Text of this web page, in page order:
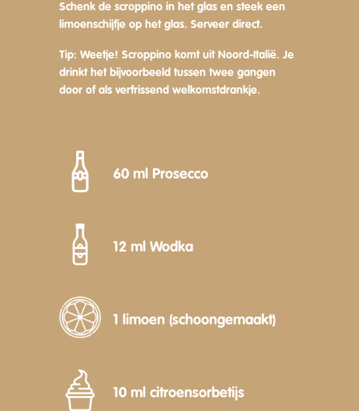
Schenk de scroppino in het glas en steek een
limoenschijfje op het glas. Serveer direct.
Tip: Weetje! Scroppino komt uit Noord-Italië. Je
drinkt het bijvoorbeeld tussen twee gangen
door of als verfrissend welkomstdrankje.
60 ml Prosecco
12 ml Wodka
1 limoen (schoongemaakt)
10 ml citroensorbetijs